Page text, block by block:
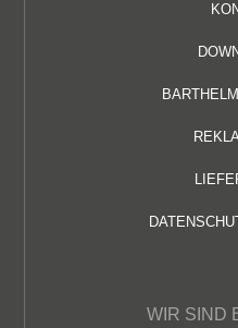
WIR SIND